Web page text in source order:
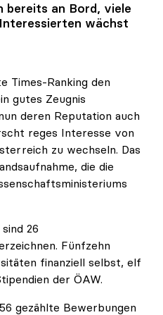
bereits an Bord, viele
wächst
Times-Ranking den
gutes Zeugnis
deren Reputation auch
reges Interesse von
zu wechseln. Das
die die
26
Fünfzehn
finanziell selbst, elf
der ÖAW.
gezählte Bewerbungen